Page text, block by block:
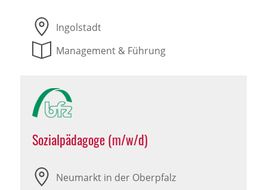
Ingolstadt
Management & Führung
Sozialpädagoge (m/w/d)
Neumarkt in der Oberpfalz